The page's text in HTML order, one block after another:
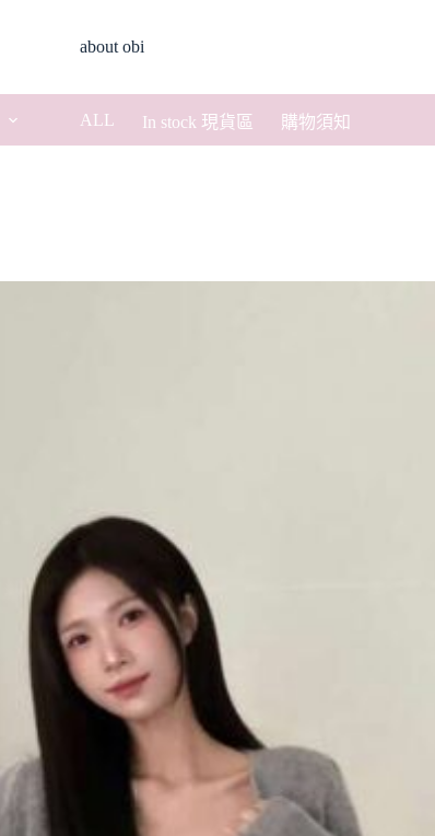
about obi
ALL In stock 現貨區 購物須知